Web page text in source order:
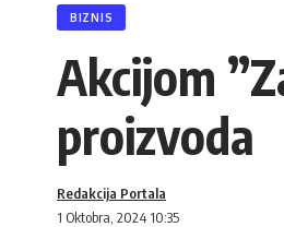
BIZNIS
Akcijom
proizvoda
1 Oktobra, 2024 10:35
Redakcija Portala